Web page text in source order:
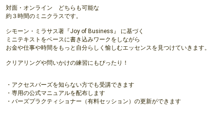
対面・オンライン どちらも可能な
約３時間のミニクラスです。
シモーン・ミラサス著『Joy of Business』 に基づく
ミニテキストをベースに書き込みワークをしながら
お金や仕事や時間をもっと自分らしく愉しむエッセンスを見つけていきます。
クリアリングや問いかけの練習にもぴったり！
・アクセスバーズを知らない方でも受講できます
・専用の公式マニュアルを配布します
・バーズプラクティショナー（有料セッション）の更新ができます